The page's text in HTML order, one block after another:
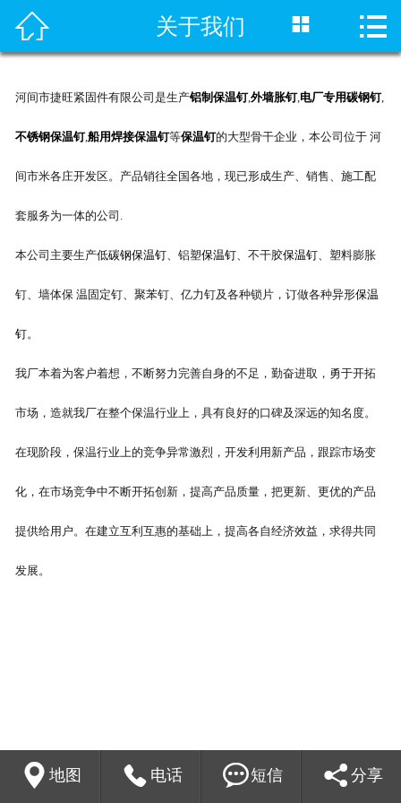
 首页
公司场景
联系我们
 关于我们  
河间市捷旺紧固件有限公司是生产铝制保温钉,外墙胀钉, 电厂专用碳钢钉,
不锈钢保温钉,船用焊接保温钉等保温钉的大型骨干企业，本公司位于 河
间市米各庄开发区。产品销往全国各地，现已形成生产、销售、施工配
套服务为一体的公司.
本公司主要生产低碳钢保温钉、铝塑保温钉、不干胶保温钉、塑料膨胀
钉、墙体保 温固定钉、聚苯钉、亿力钉及各种锁片，订做各种异形保温
钉。
我厂本着为客户着想，不断努力完善自身的不足，勤奋进取，勇于开拓
市场，造就我厂在整个保温行业上，具有良好的口碑及深远的知名度。
在现阶段，保温行业上的竞争异常激烈，开发利用新产品，跟踪市场变
化，在市场竞争中不断开拓创新，提高产品质量，把更新、更优的产品
提供给用户。在建立互利互惠的基础上，提高各自经济效益，求得共同
发展。
 地图  电话 短信  分享